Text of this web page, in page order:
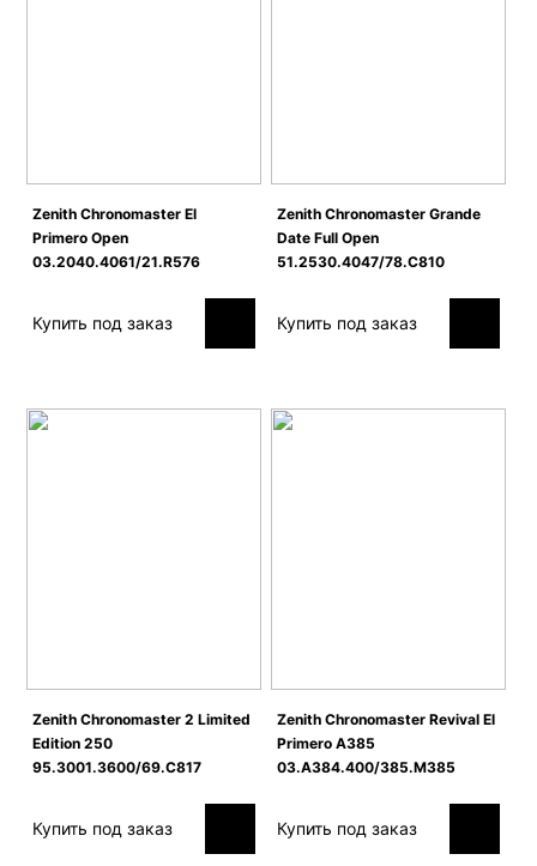
Zenith Сhronomaster El
Primero Open
03.2040.4061/21.R576
Купить под заказ
Zenith Сhronomaster Grande
Date Full Open
51.2530.4047/78.C810
Купить под заказ
Zenith Сhronomaster 2 Limited
Edition 250
95.3001.3600/69.C817
Купить под заказ
Zenith Chronomaster Revival El
Primero A385
03.A384.400/385.M385
Купить под заказ